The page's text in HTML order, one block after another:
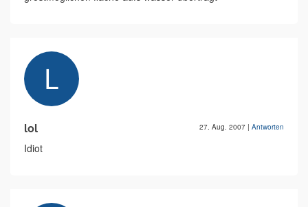
lol 27. Aug. 2007 | Antworten
Idiot